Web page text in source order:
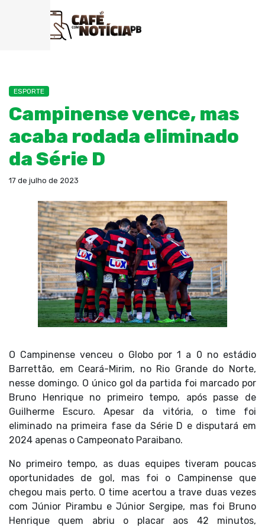
ESPORTE
Campinense vence, mas
acaba rodada eliminado
da Série D
17 de julho de 2023
O Campinense venceu o Globo por 1 a 0 no estádio
Barrettão, em Ceará-Mirim, no Rio Grande do Norte,
nesse domingo. O único gol da partida foi marcado por
Bruno Henrique no primeiro tempo, após passe de
Guilherme Escuro. Apesar da vitória, o time foi
eliminado na primeira fase da Série D e disputará em
2024 apenas o Campeonato Paraibano.
No primeiro tempo, as duas equipes tiveram poucas
oportunidades de gol, mas foi o Campinense que
chegou mais perto. O time acertou a trave duas vezes
com Júnior Pirambu e Júnior Sergipe, mas foi Bruno
Henrique quem abriu o placar aos 42 minutos,